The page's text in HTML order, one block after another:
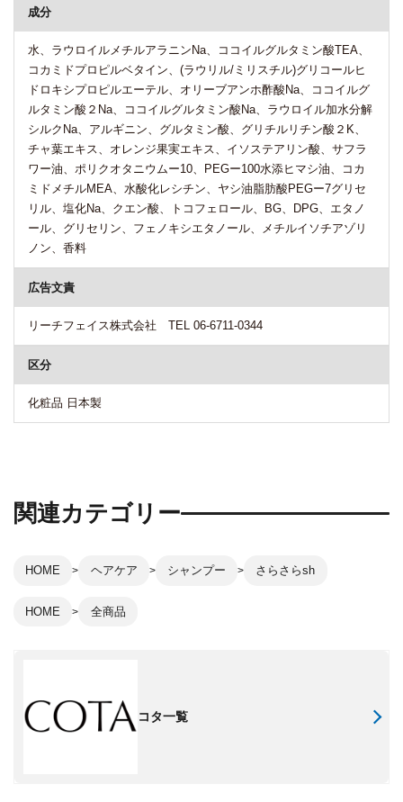
成分
水、ラウロイルメチルアラニンNa、ココイルグルタミン酸TEA、
コカミドプロピルベタイン、(ラウリル/ミリスチル)グリコールヒ
ドロキシプロピルエーテル、オリーブアンホ酢酸Na、ココイルグ
ルタミン酸２Na、ココイルグルタミン酸Na、ラウロイル加水分解
シルクNa、アルギニン、グルタミン酸、グリチルリチン酸２K、
チャ葉エキス、オレンジ果実エキス、イソステアリン酸、サフラ
ワー油、ポリクオタニウムー10、PEGー100水添ヒマシ油、コカ
ミドメチルMEA、水酸化レシチン、ヤシ油脂肪酸PEGー7グリセ
リル、塩化Na、クエン酸、トコフェロール、BG、DPG、エタノ
ール、グリセリン、フェノキシエタノール、メチルイソチアゾリ
ノン、香料
広告文責
リーチフェイス株式会社 TEL 06-6711-0344
区分
化粧品 日本製
関連カテゴリー
HOME ヘアケア シャンプー さらさらsh
HOME 全商品
コタ一覧